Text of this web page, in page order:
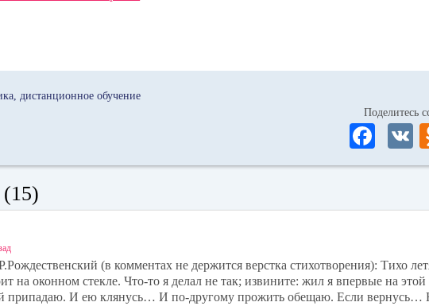
дистанционное обучение
Поделитесь
Fa
ce
ok
(в комментах не держится верстка стихотворения): Тихо
на оконном стекле. Что-то я делал не так; извините: жил я впервые на этой
припадаю. И ею клянусь… И по-другому прожить обещаю. Если вернусь…